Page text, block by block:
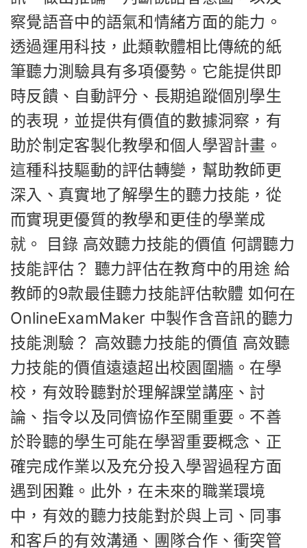
察覺語音中的語氣和情緒方面的能力。
透過運用科技，此類軟體相比傳統的紙
筆聽力測驗具有多項優勢。它能提供即
時反饋、自動評分、長期追蹤個別學生
的表現，並提供有價值的數據洞察，有
助於制定客製化教學和個人學習計畫。
這種科技驅動的評估轉變，幫助教師更
深入、真實地了解學生的聽力技能，從
而實現更優質的教學和更佳的學業成
就。 目錄 高效聽力技能的價值 何謂聽力
技能評估？ 聽力評估在教育中的用途 給
教師的9款最佳聽力技能評估軟體 如何在
OnlineExamMaker 中製作含音訊的聽力
技能測驗？ 高效聽力技能的價值 高效聽
力技能的價值遠遠超出校園圍牆。在學
校，有效聆聽對於理解課堂講座、討
論、指令以及同儕協作至關重要。不善
於聆聽的學生可能在學習重要概念、正
確完成作業以及充分投入學習過程方面
遇到困難。此外，在未來的職業環境
中，有效的聽力技能對於與上司、同事
和客戶的有效溝通、團隊合作、衝突管